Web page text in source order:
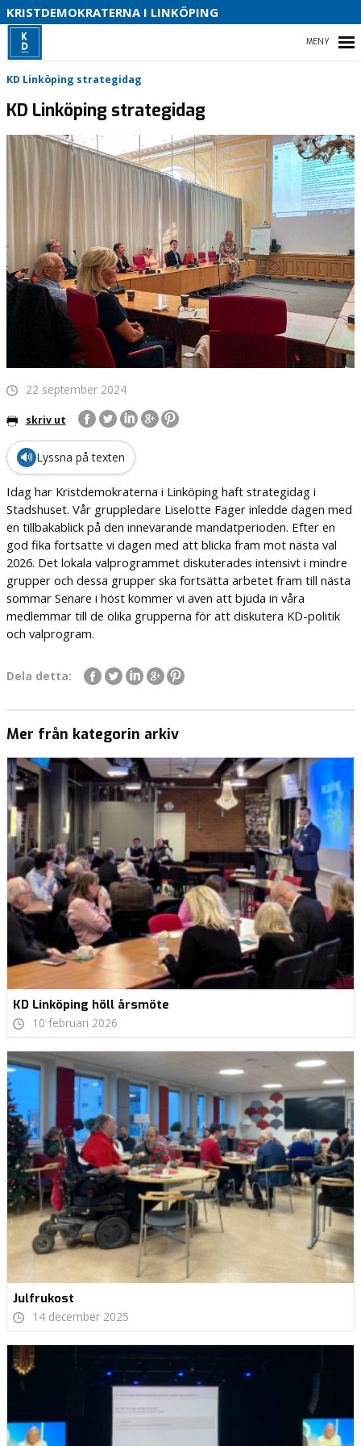
KRISTDEMOKRATERNA I LINKÖPING
HEM
VÅRT PARTI
VÅR POLITIK
KONTAKTA OSS
KD Linköping strategidag
KD Linköping strategidag
22 september 2024
skriv ut
🔊 Lyssna på texten
Idag har Kristdemokraterna i Linköping haft strategidag i
Stadshuset. Vår gruppledare Liselotte Fager inledde dagen med
en tillbakablick på den innevarande mandatperioden. Efter en
god fika fortsatte vi dagen med att blicka fram mot nästa val
2026. Det lokala valprogrammet diskuterades intensivt i mindre
grupper och dessa grupper ska fortsätta arbetet fram till nästa
sommar Senare i höst kommer vi även att bjuda in våra
medlemmar till de olika grupperna för att diskutera KD-politik
och valprogram.
Dela detta:
Mer från kategorin arkiv
KD Linköping höll årsmöte
10 februari 2026
Julfrukost
14 december 2025